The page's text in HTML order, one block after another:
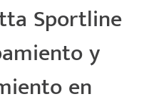
Sportline
y
en